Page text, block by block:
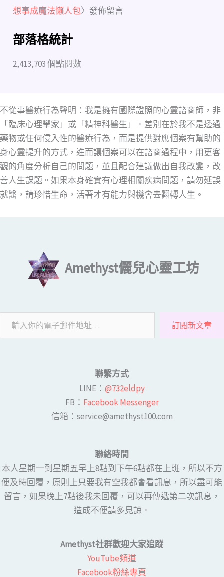
想事成魔法懶人包〉發佈留言
部落格統計
2,413,703 個點閱數
不從事醫療行為聲明：我是擁有國際證照的心靈諮商師，非
「臨床心理學家」或「精神科醫生」。差別在於我不是透過
藥物或任何侵入性的醫療行為，而是提供對應個案有幫助的
身心靈提升的方式，進而讓個案可以在諮商過程中，用更客
觀的角度分析自己的問題，並且配合建議做出自我改變，改
善人生課題。如果本身確實有心理相關疾病問題，請勿延誤
就醫，請珍惜生命，活著才有能力與機會去翻轉人生。
Amethyst儷兒心靈工坊
訂閱新文章
聯繫方式
LINE​： @732eldpy
FB：​ Facebook Messenger
​​信箱：service@amethyst100.com
聯絡時間
本人星期一到星期五早上8點到下午6點都在上班，所以不方
便及時回覆，原則上只要我有空我都會看訊息，所以盡可能
留言，如果晚上7點後我未回覆，可以再傳遞第二次訊息，
造成不便請多見諒。
Amethyst社群歡迎大家追蹤
YouTube頻道
Facebook粉絲專頁​